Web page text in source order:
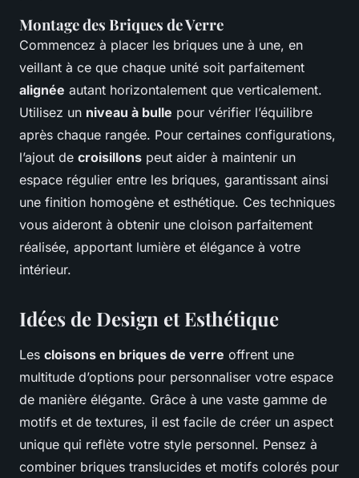
Montage des Briques de Verre
Commencez à placer les briques une à une, en
veillant à ce que chaque unité soit parfaitement
alignée autant horizontalement que verticalement.
Utilisez un niveau à bulle pour vérifier l’équilibre
après chaque rangée. Pour certaines configurations,
l’ajout de croisillons peut aider à maintenir un
espace régulier entre les briques, garantissant ainsi
une finition homogène et esthétique. Ces techniques
vous aideront à obtenir une cloison parfaitement
réalisée, apportant lumière et élégance à votre
intérieur.
Idées de Design et Esthétique
Les cloisons en briques de verre offrent une
multitude d’options pour personnaliser votre espace
de manière élégante. Grâce à une vaste gamme de
motifs et de textures, il est facile de créer un aspect
unique qui reflète votre style personnel. Pensez à
combiner briques translucides et motifs colorés pour